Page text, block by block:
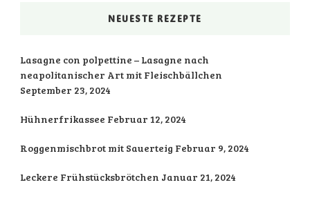
NEUESTE REZEPTE
Lasagne con polpettine – Lasagne nach
neapolitanischer Art mit Fleischbällchen
September 23, 2024
Hühnerfrikassee Februar 12, 2024
Roggenmischbrot mit Sauerteig Februar 9, 2024
Leckere Frühstücksbrötchen Januar 21, 2024